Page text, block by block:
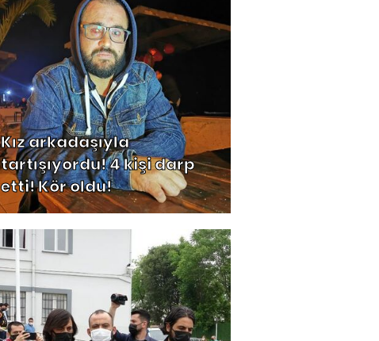
Kız arkadaşıyla
tartışıyordu! 4 kişi darp
etti! Kör oldu!